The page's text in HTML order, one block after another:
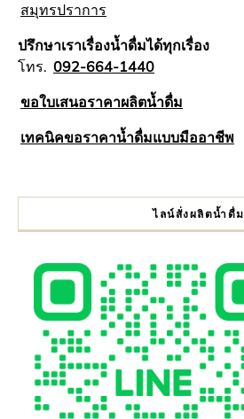
สมุทรปราการ
ปรึกษาเราเรื่องน้ำดื่มได้ทุกเรื่อง
โทร. 092-664-1440
ขอใบเสนอราคาผลิตน้ำดื่ม
เทคนิคขอราคาน้ำดื่มแบบมืออาชีพ
ไลน์สั่งผลิตน้ำดื่ม